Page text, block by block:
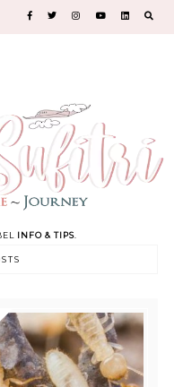
INFO & TIPS.